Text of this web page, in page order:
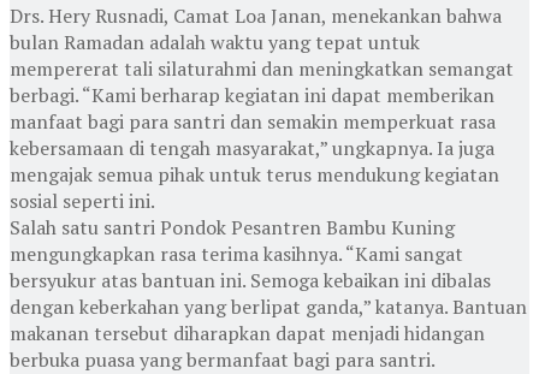
Drs. Hery Rusnadi, Camat Loa Janan, menekankan bahwa
bulan Ramadan adalah waktu yang tepat untuk
mempererat tali silaturahmi dan meningkatkan semangat
berbagi. “Kami berharap kegiatan ini dapat memberikan
manfaat bagi para santri dan semakin memperkuat rasa
kebersamaan di tengah masyarakat,” ungkapnya. Ia juga
mengajak semua pihak untuk terus mendukung kegiatan
sosial seperti ini.
Salah satu santri Pondok Pesantren Bambu Kuning
mengungkapkan rasa terima kasihnya. “Kami sangat
bersyukur atas bantuan ini. Semoga kebaikan ini dibalas
dengan keberkahan yang berlipat ganda,” katanya. Bantuan
makanan tersebut diharapkan dapat menjadi hidangan
berbuka puasa yang bermanfaat bagi para santri.